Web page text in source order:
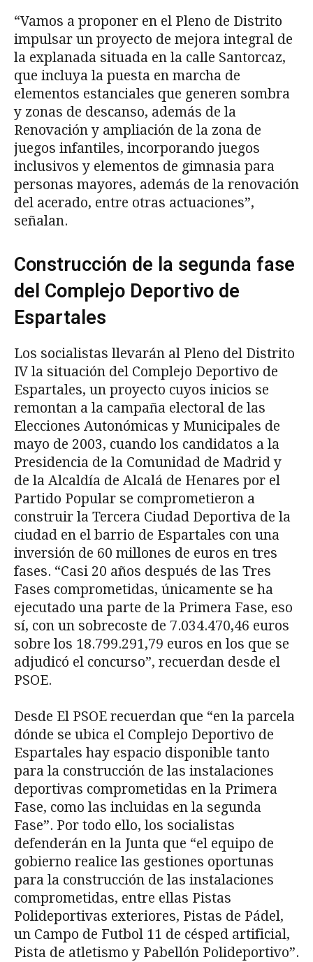
“Vamos a proponer en el Pleno de Distrito
impulsar un proyecto de mejora integral de
la explanada situada en la calle Santorcaz,
que incluya la puesta en marcha de
elementos estanciales que generen sombra
y zonas de descanso, además de la
Renovación y ampliación de la zona de
juegos infantiles, incorporando juegos
inclusivos y elementos de gimnasia para
personas mayores, además de la renovación
del acerado, entre otras actuaciones”,
señalan.
Construcción de la segunda fase
del Complejo Deportivo de
Espartales
Los socialistas llevarán al Pleno del Distrito
IV la situación del Complejo Deportivo de
Espartales, un proyecto cuyos inicios se
remontan a la campaña electoral de las
Elecciones Autonómicas y Municipales de
mayo de 2003, cuando los candidatos a la
Presidencia de la Comunidad de Madrid y
de la Alcaldía de Alcalá de Henares por el
Partido Popular se comprometieron a
construir la Tercera Ciudad Deportiva de la
ciudad en el barrio de Espartales con una
inversión de 60 millones de euros en tres
fases. “Casi 20 años después de las Tres
Fases comprometidas, únicamente se ha
ejecutado una parte de la Primera Fase, eso
sí, con un sobrecoste de 7.034.470,46 euros
sobre los 18.799.291,79 euros en los que se
adjudicó el concurso”, recuerdan desde el
PSOE.
Desde El PSOE recuerdan que “en la parcela
dónde se ubica el Complejo Deportivo de
Espartales hay espacio disponible tanto
para la construcción de las instalaciones
deportivas comprometidas en la Primera
Fase, como las incluidas en la segunda
Fase”. Por todo ello, los socialistas
defenderán en la Junta que “el equipo de
gobierno realice las gestiones oportunas
para la construcción de las instalaciones
comprometidas, entre ellas Pistas
Polideportivas exteriores, Pistas de Pádel,
un Campo de Futbol 11 de césped artificial,
Pista de atletismo y Pabellón Polideportivo”.